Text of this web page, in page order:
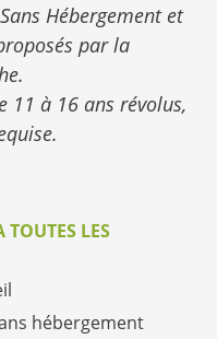
Hébergement et
par la
11 à 16 ans révolus,
LES
hébergement